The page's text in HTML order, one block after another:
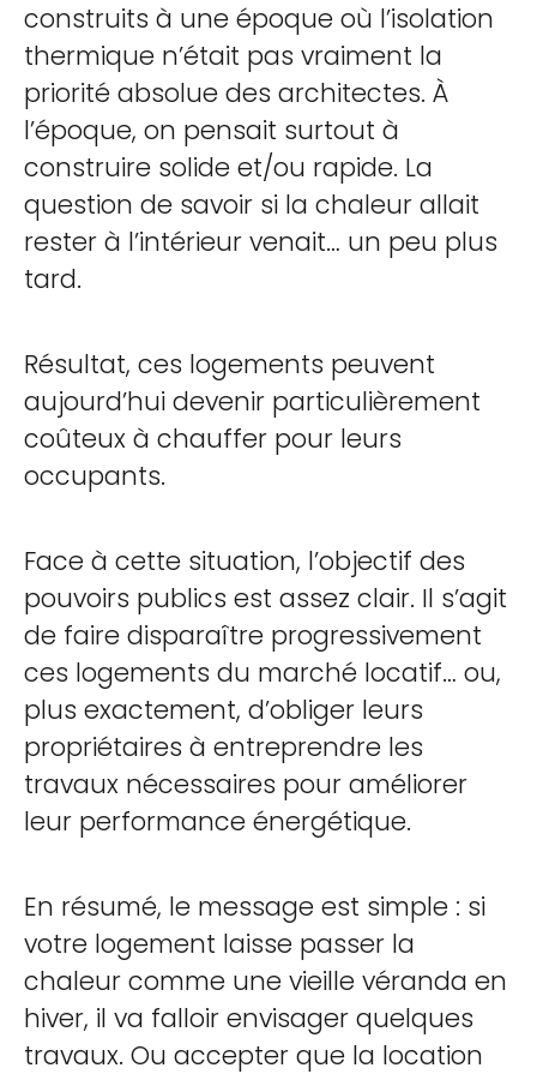
construits à une époque où l’isolation
thermique n’était pas vraiment la
priorité absolue des architectes. À
l’époque, on pensait surtout à
construire solide et/ou rapide. La
question de savoir si la chaleur allait
rester à l’intérieur venait… un peu plus
tard.
Résultat, ces logements peuvent
aujourd’hui devenir particulièrement
coûteux à chauffer pour leurs
occupants.
Face à cette situation, l’objectif des
pouvoirs publics est assez clair. Il s’agit
de faire disparaître progressivement
ces logements du marché locatif… ou,
plus exactement, d’obliger leurs
propriétaires à entreprendre les
travaux nécessaires pour améliorer
leur performance énergétique.
En résumé, le message est simple : si
votre logement laisse passer la
chaleur comme une vieille véranda en
hiver, il va falloir envisager quelques
travaux. Ou accepter que la location